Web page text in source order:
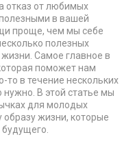
отказ от любимых
в вашей
проще, чем мы себе
полезных
Самое главное в
поможет нам
то в течение нескольких
нужно. В этой статье мы
для молодых
жизни, которые